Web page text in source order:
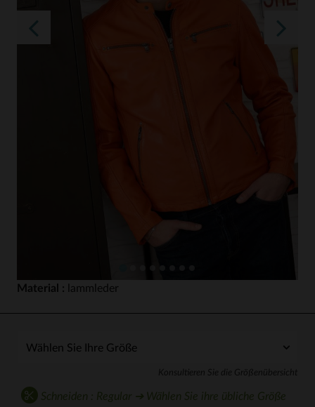
Material : lammleder
Konsultieren Sie die Größenübersicht
Schneiden : Regular ➔ Wählen Sie ihre übliche Größe